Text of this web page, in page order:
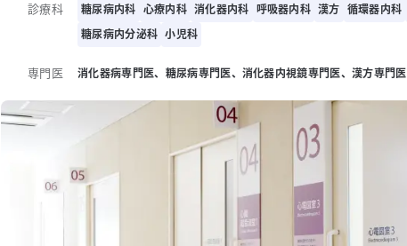
診療科 糖尿病内科 心療内科 消化器内科 呼吸器内科 漢方 循環器内科
糖尿病内分泌科 小児科
専門医 消化器病専門医 糖尿病専門医 消化器内視鏡専門医 漢方専門医